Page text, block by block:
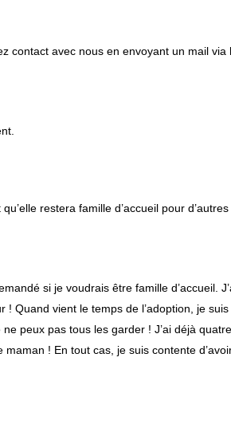
contact avec nous en envoyant un mail via
restera famille d’accueil pour d’autres
si je voudrais être famille d’accueil.
Quand vient le temps de l’adoption, je
peux pas tous les garder ! J’ai déjà
! En tout cas, je suis contente